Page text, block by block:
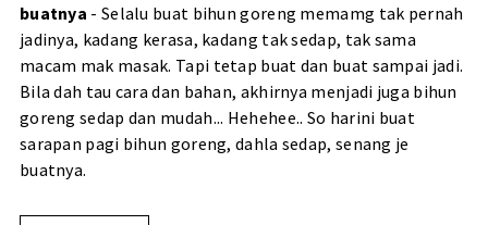
buatnya - Selalu buat bihun goreng memamg tak pernah
jadinya, kadang kerasa, kadang tak sedap, tak sama
macam mak masak. Tapi tetap buat dan buat sampai jadi.
Bila dah tau cara dan bahan, akhirnya menjadi juga bihun
goreng sedap dan mudah... Hehehee.. So harini buat
sarapan pagi bihun goreng, dahla sedap, senang je
buatnya.